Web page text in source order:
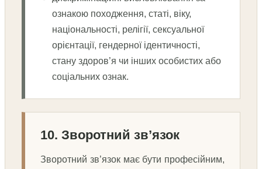
ознакою походження, статі, віку,
національності, релігії, сексуальної
орієнтації, гендерної ідентичності,
стану здоров’я чи інших особистих або
соціальних ознак.
10. Зворотний зв’язок
Зворотний зв’язок має бути професійним,